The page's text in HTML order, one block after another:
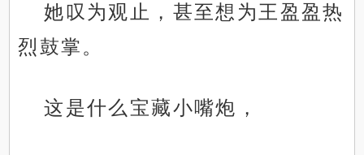
她叹为观止，甚至想为王盈盈热
烈鼓掌。
这是什么宝藏小嘴炮，